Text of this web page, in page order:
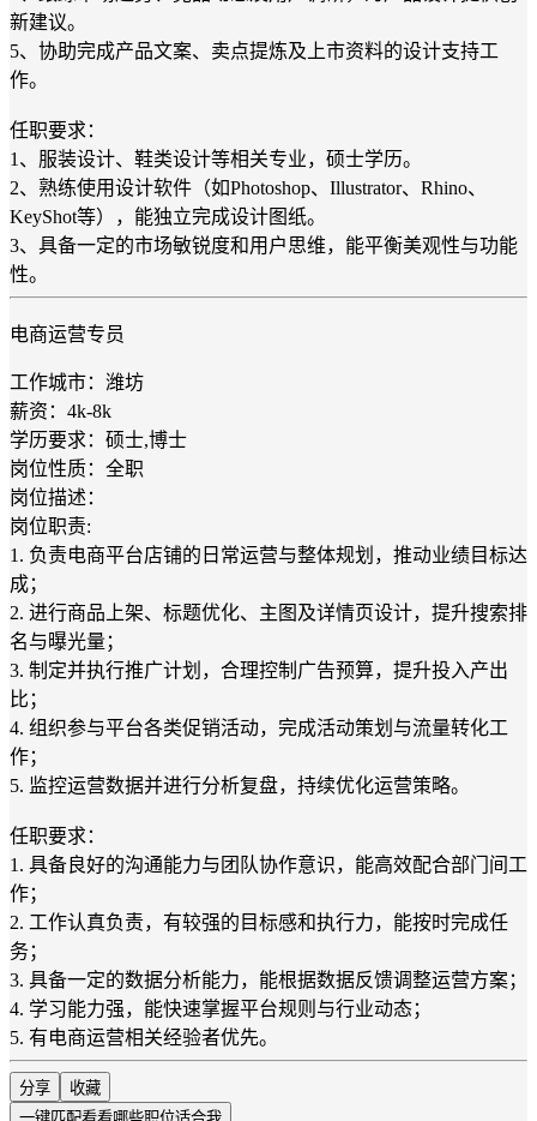
新建议。
5、协助完成产品文案、卖点提炼及上市资料的设计支持工
作。
任职要求：
1、服装设计、鞋类设计等相关专业，硕士学历。
2、熟练使用设计软件（如Photoshop、Illustrator、Rhino、
KeyShot等），能独立完成设计图纸。
3、具备一定的市场敏锐度和用户思维，能平衡美观性与功能
性。
电商运营专员
工作城市：潍坊
薪资：4k-8k
学历要求：硕士,博士
岗位性质：全职
岗位描述：
岗位职责:
1. 负责电商平台店铺的日常运营与整体规划，推动业绩目标达
成；
2. 进行商品上架、标题优化、主图及详情页设计，提升搜索排
名与曝光量；
3. 制定并执行推广计划，合理控制广告预算，提升投入产出
比；
4. 组织参与平台各类促销活动，完成活动策划与流量转化工
作；
5. 监控运营数据并进行分析复盘，持续优化运营策略。
任职要求：
1. 具备良好的沟通能力与团队协作意识，能高效配合部门间工
作；
2. 工作认真负责，有较强的目标感和执行力，能按时完成任
务；
3. 具备一定的数据分析能力，能根据数据反馈调整运营方案；
4. 学习能力强，能快速掌握平台规则与行业动态；
5. 有电商运营相关经验者优先。
分享
收藏